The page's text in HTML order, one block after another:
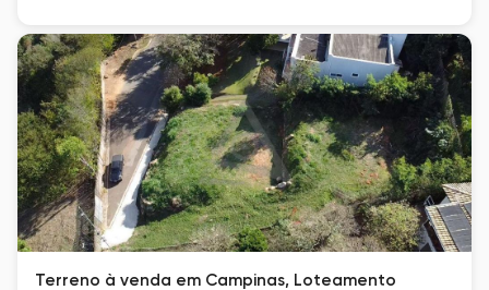
Terreno à venda em Campinas, Loteamento